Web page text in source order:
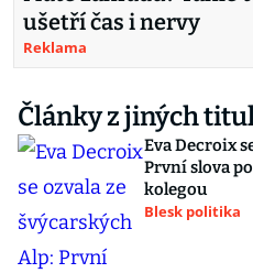
ušetří čas i nervy
Reklama
Články z jiných
Eva Decroix
První slova
kolegou
Blesk politika